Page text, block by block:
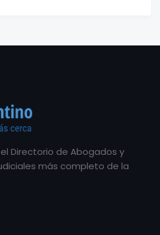
Directorio de Abogados y
más completo de la